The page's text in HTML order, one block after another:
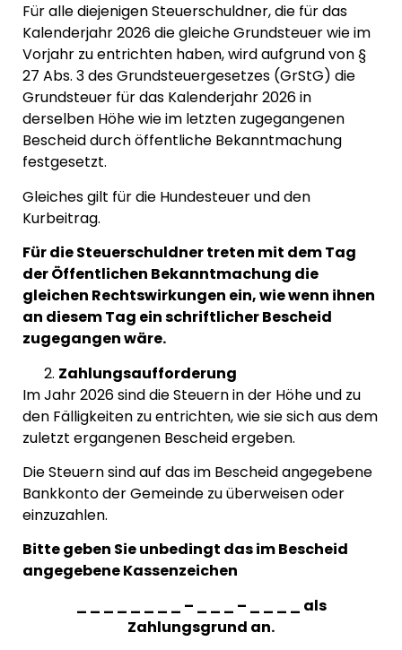
Für alle diejenigen Steuerschuldner, die für das
Kalenderjahr 2026 die gleiche Grundsteuer wie im
Vorjahr zu entrichten haben, wird aufgrund von §
27 Abs. 3 des Grundsteuergesetzes (GrStG) die
Grundsteuer für das Kalenderjahr 2026 in
derselben Höhe wie im letzten zugegangenen
Bescheid durch öffentliche Bekanntmachung
festgesetzt.
Gleiches gilt für die Hundesteuer und den
Kurbeitrag.
Für die Steuerschuldner treten mit dem Tag
der Öffentlichen Bekanntmachung die
gleichen Rechtswirkungen ein, wie wenn ihnen
an diesem Tag ein schriftlicher Bescheid
zugegangen wäre.
Zahlungsaufforderung
Im Jahr 2026 sind die Steuern in der Höhe und zu
den Fälligkeiten zu entrichten, wie sie sich aus dem
zuletzt ergangenen Bescheid ergeben.
Die Steuern sind auf das im Bescheid angegebene
Bankkonto der Gemeinde zu überweisen oder
einzuzahlen.
Bitte geben Sie unbedingt das im Bescheid
angegebene Kassenzeichen
_ _ _ _ _ _ _ _ – _ _ _ – _ _ _ _ als
Zahlungsgrund an.